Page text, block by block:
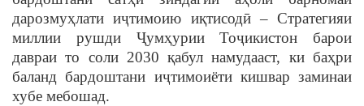
дарозмуҳлати иҷтимоию иқтисодӣ – Стратегияи
миллии рушди Ҷумҳурии Тоҷикистон барои
давраи то соли 2030 қабул намудааст, ки баҳри
баланд бардоштани иҷтимоиёти кишвар заминаи
хубе мебошад.